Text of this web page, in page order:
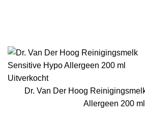
Uitverkocht
Dr. Van Der Hoog
Allergeen 200 ml